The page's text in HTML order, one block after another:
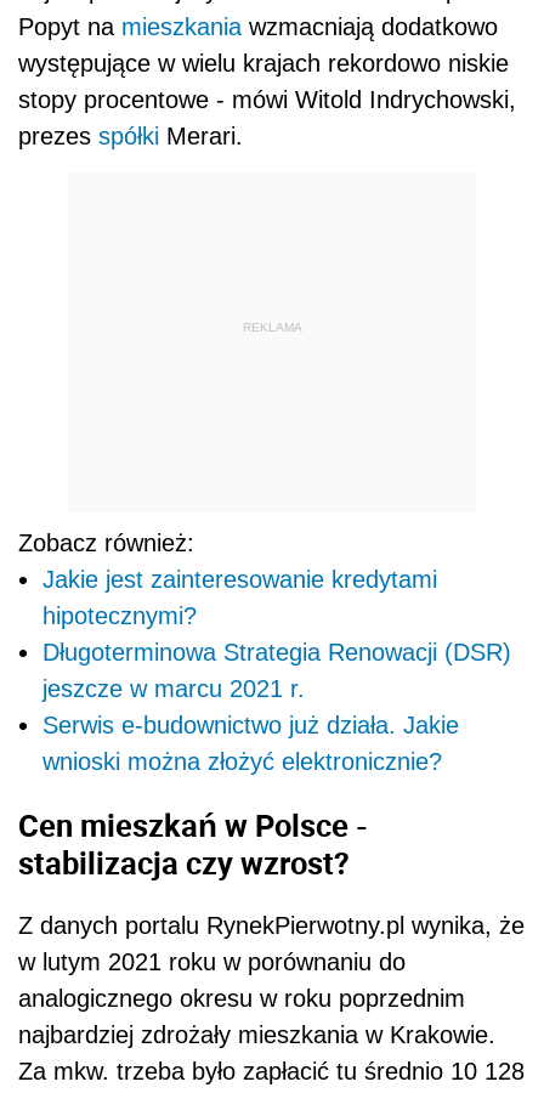
Popyt na mieszkania wzmacniają dodatkowo
występujące w wielu krajach rekordowo niskie
stopy procentowe - mówi Witold Indrychowski,
prezes spółki Merari.
REKLAMA
Zobacz również:
Jakie jest zainteresowanie kredytami
hipotecznymi?
Długoterminowa Strategia Renowacji (DSR)
jeszcze w marcu 2021 r.
Serwis e-budownictwo już działa. Jakie
wnioski można złożyć elektronicznie?
Cen mieszkań w Polsce -
stabilizacja czy wzrost?
Z danych portalu RynekPierwotny.pl wynika, że
w lutym 2021 roku w porównaniu do
analogicznego okresu w roku poprzednim
najbardziej zdrożały mieszkania w Krakowie.
Za mkw. trzeba było zapłacić tu średnio 10 128